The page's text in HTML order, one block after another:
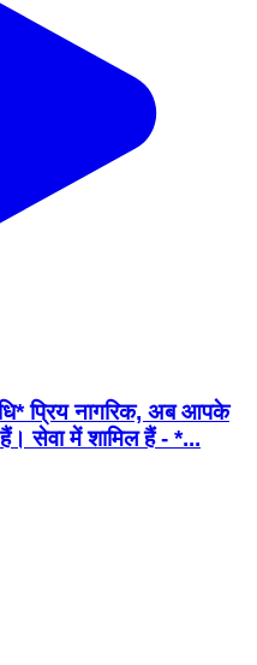
प्रिय नागरिक, अब आपके
सेवा में शामिल हैं - *...